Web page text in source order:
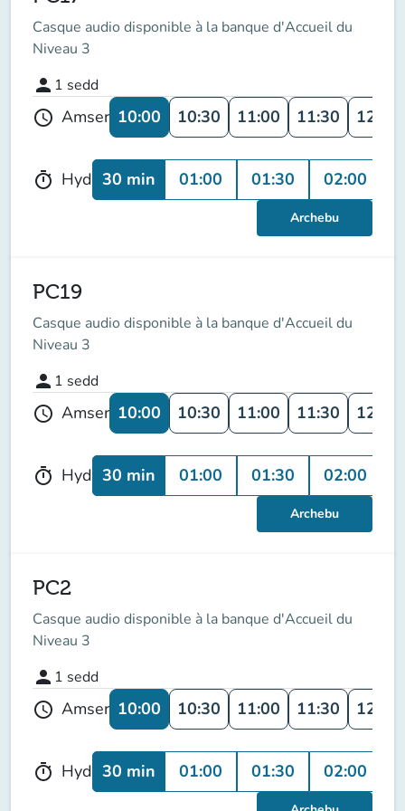
Casque audio disponible à la banque d'Accueil du
Niveau 3
person 1 sedd
schedule Amser 10:00 10:30 11:00 11:30 12:00
timer Hyd 30 min 01:00 01:30 02:00
Archebu
PC19
Casque audio disponible à la banque d'Accueil du
Niveau 3
person 1 sedd
schedule Amser 10:00 10:30 11:00 11:30 12:00
timer Hyd 30 min 01:00 01:30 02:00
Archebu
PC2
Casque audio disponible à la banque d'Accueil du
Niveau 3
person 1 sedd
schedule Amser 10:00 10:30 11:00 11:30 12:00
timer Hyd 30 min 01:00 01:30 02:00